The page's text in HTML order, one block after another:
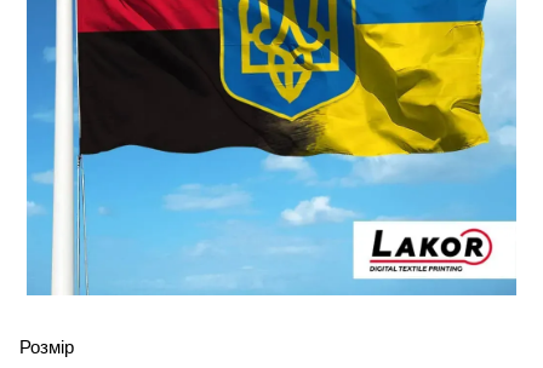
Розмір